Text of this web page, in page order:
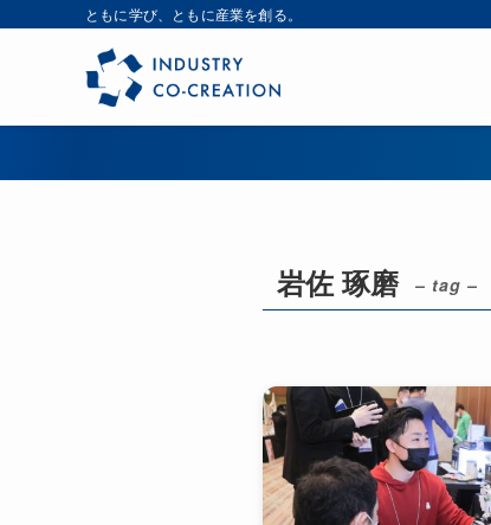
ともに学び、ともに産業を創る。
岩佐 琢磨 – tag –